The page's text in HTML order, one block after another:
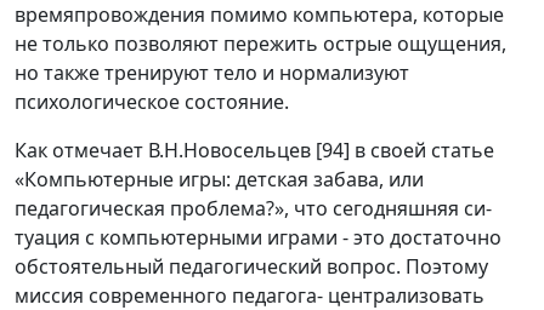
времяпровождения помимо компьютера, которые
не только позволяют пережить острые ощущения,
но также тренируют тело и нормализуют
психологическое состояние.
Как отмечает В.Н.Новосельцев [94] в своей статье
«Компьютерные игры: детская забава, или
педагогическая проблема?», что сегодняшняя си-
туация с компьютерными играми - это достаточно
обстоятельный педагогический вопрос. Поэтому
миссия современного педагога- централизовать